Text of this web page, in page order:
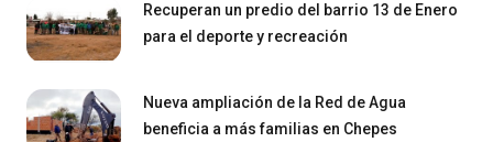
Recuperan un predio del barrio 13 de Enero
para el deporte y recreación
Nueva ampliación de la Red de Agua
beneficia a más familias en Chepes